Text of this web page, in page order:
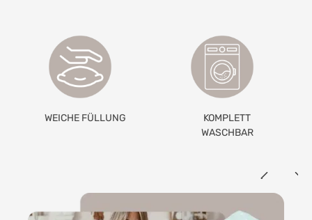
KOMPLETT
BEZUG AUS
BAUMWOLLE